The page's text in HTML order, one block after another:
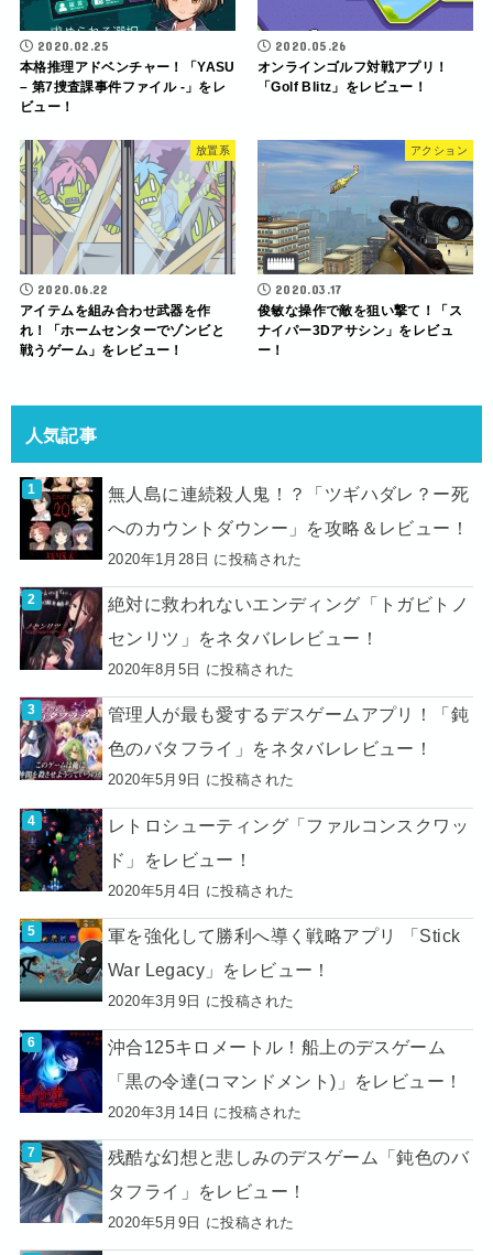
2020.02.25
本格推理アドベンチャー！「YASU
– 第7捜査課事件ファイル -」をレ
ビュー！
2020.05.26
オンラインゴルフ対戦アプリ！
「Golf Blitz」をレビュー！
放置系
2020.06.22
アイテムを組み合わせ武器を作
れ！「ホームセンターでゾンビと
戦うゲーム」をレビュー！
アクション
2020.03.17
俊敏な操作で敵を狙い撃て！「ス
ナイパー3Dアサシン」をレビュ
ー！
人気記事
無人島に連続殺人鬼！？「ツギハダレ？ー死
へのカウントダウンー」を攻略＆レビュー！
2020年1月28日 に投稿された
絶対に救われないエンディング「トガビトノ
センリツ」をネタバレレビュー！
2020年8月5日 に投稿された
管理人が最も愛するデスゲームアプリ！「鈍
色のバタフライ」をネタバレレビュー！
2020年5月9日 に投稿された
レトロシューティング「ファルコンスクワッ
ド」をレビュー！
2020年5月4日 に投稿された
軍を強化して勝利へ導く戦略アプリ 「Stick
War Legacy」をレビュー！
2020年3月9日 に投稿された
沖合125キロメートル！船上のデスゲーム
「黒の令達(コマンドメント)」をレビュー！
2020年3月14日 に投稿された
残酷な幻想と悲しみのデスゲーム「鈍色のバ
タフライ」をレビュー！
2020年5月9日 に投稿された